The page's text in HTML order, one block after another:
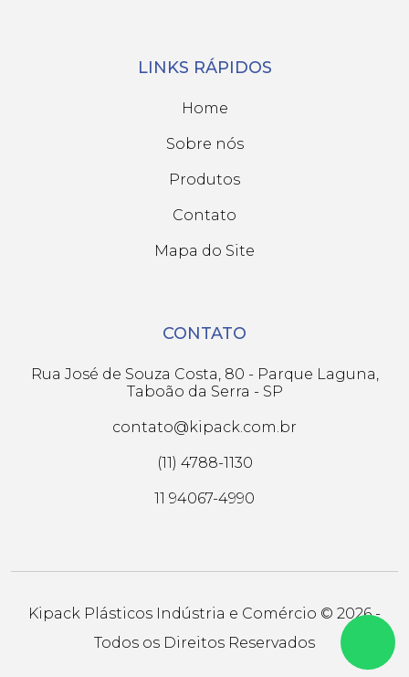
LINKS RÁPIDOS
Home
Sobre nós
Produtos
Contato
Mapa do Site
CONTATO
Rua José de Souza Costa, 80 - Parque Laguna,
Taboão da Serra - SP
contato@kipack.com.br
(11) 4788-1130
11 94067-4990
Kipack Plásticos Indústria e Comércio © 2026 -
Todos os Direitos Reservados